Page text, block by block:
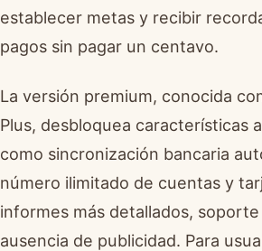
establecer metas y recibir
pagos sin pagar un centavo.
La versión premium, conocida
Plus, desbloquea características
como sincronización bancaria
número ilimitado de cuentas y
informes más detallados,
ausencia de publicidad. Para